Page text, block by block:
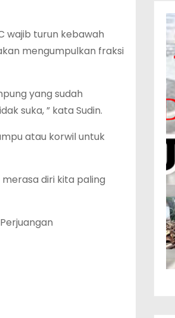
wajib turun kebawah
mengumpulkan fraksi
yang sudah
suka, ” kata Sudin.
atau korwil untuk
diri kita paling